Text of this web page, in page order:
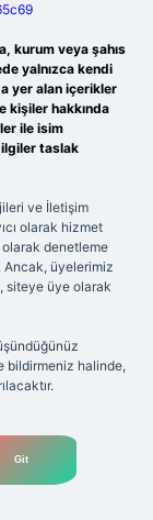
kurum veya şahıs
yalnızca kendi
yer alan içerikler
kişiler hakkında
ile isim
taslak
ve İletişim
olarak hizmet
denetleme
Ancak, üyelerimiz
siteye üye olarak
bildirmeniz halinde,